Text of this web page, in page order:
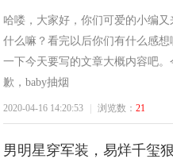
哈喽，大家好，你们可爱的小编
什么嘛？看完以后你们有什么感
一下今天要写的文章大概内容吧
歉，baby抽烟
2020-04-16 14:20:53 浏览数：21
男明星穿军装，易烊千玺